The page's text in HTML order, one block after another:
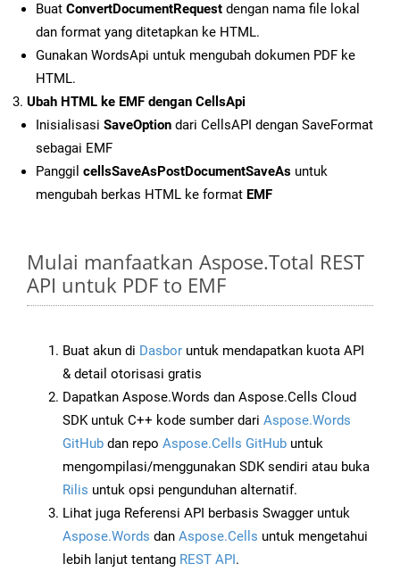
Buat ConvertDocumentRequest dengan nama file lokal
dan format yang ditetapkan ke HTML.
Gunakan WordsApi untuk mengubah dokumen PDF ke
HTML.
Ubah HTML ke EMF dengan CellsApi
Inisialisasi SaveOption dari CellsAPI dengan SaveFormat
sebagai EMF
Panggil cellsSaveAsPostDocumentSaveAs untuk
mengubah berkas HTML ke format EMF
Mulai manfaatkan Aspose.Total REST
API untuk PDF to EMF
Buat akun di Dasbor untuk mendapatkan kuota API
& detail otorisasi gratis
Dapatkan Aspose.Words dan Aspose.Cells Cloud
SDK untuk C++ kode sumber dari Aspose.Words
GitHub dan repo Aspose.Cells GitHub untuk
mengompilasi/menggunakan SDK sendiri atau buka
Rilis untuk opsi pengunduhan alternatif.
Lihat juga Referensi API berbasis Swagger untuk
Aspose.Words dan Aspose.Cells untuk mengetahui
lebih lanjut tentang REST API.